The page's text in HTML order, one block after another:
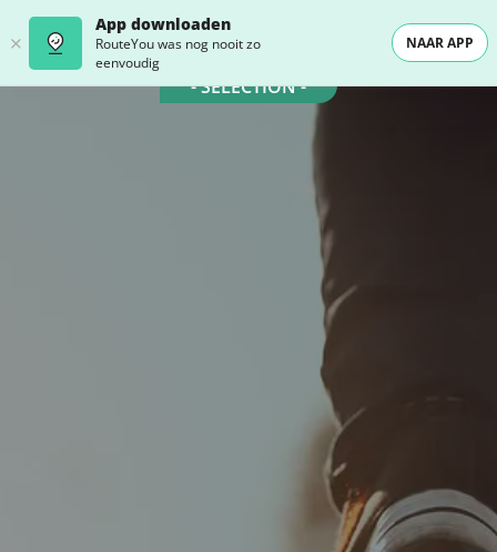
App downloaden
RouteYou was nog nooit zo
eenvoudig
NAAR APP
- SELECTION -